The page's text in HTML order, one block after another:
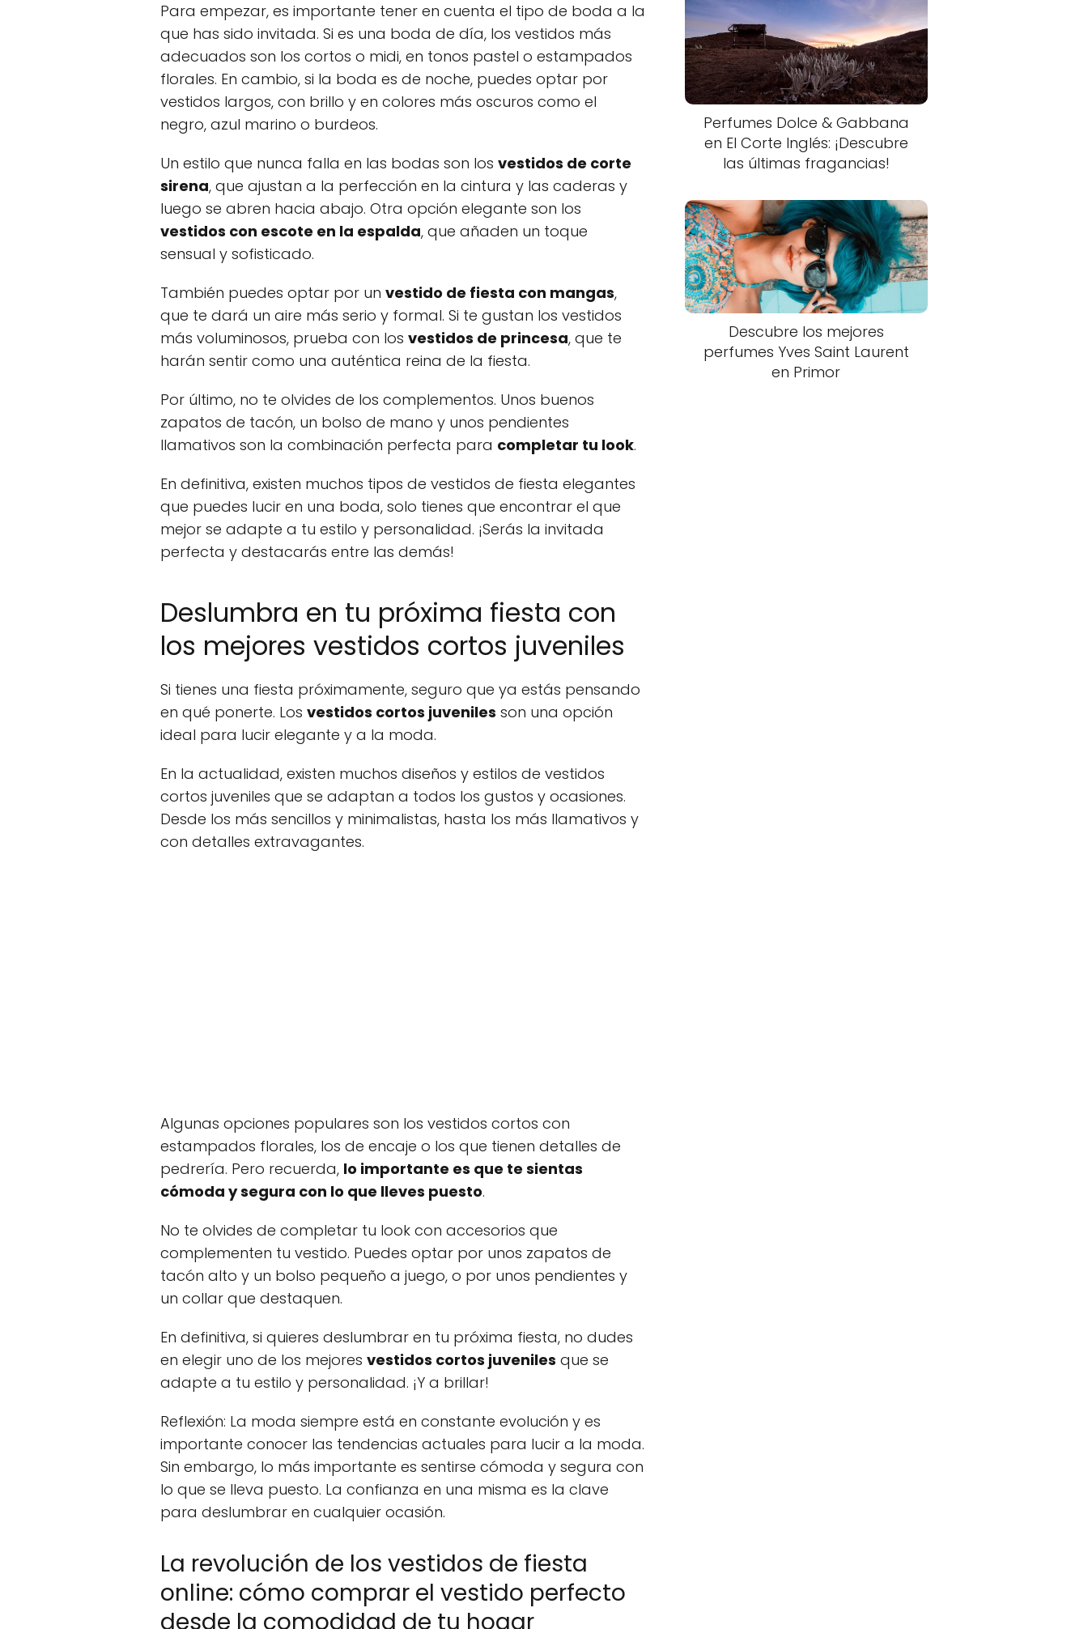
Para empezar, es importante tener en cuenta el tipo de boda a la
que has sido invitada. Si es una boda de día, los vestidos más
adecuados son los cortos o midi, en tonos pastel o estampados
florales. En cambio, si la boda es de noche, puedes optar por
vestidos largos, con brillo y en colores más oscuros como el
negro, azul marino o burdeos.
Un estilo que nunca falla en las bodas son los vestidos de corte
sirena, que ajustan a la perfección en la cintura y las caderas y
luego se abren hacia abajo. Otra opción elegante son los
vestidos con escote en la espalda, que añaden un toque
sensual y sofisticado.
También puedes optar por un vestido de fiesta con mangas,
que te dará un aire más serio y formal. Si te gustan los vestidos
más voluminosos, prueba con los vestidos de princesa, que te
harán sentir como una auténtica reina de la fiesta.
Por último, no te olvides de los complementos. Unos buenos
zapatos de tacón, un bolso de mano y unos pendientes
llamativos son la combinación perfecta para completar tu look.
En definitiva, existen muchos tipos de vestidos de fiesta elegantes
que puedes lucir en una boda, solo tienes que encontrar el que
mejor se adapte a tu estilo y personalidad. ¡Serás la invitada
perfecta y destacarás entre las demás!
Deslumbra en tu próxima fiesta con
los mejores vestidos cortos juveniles
Si tienes una fiesta próximamente, seguro que ya estás pensando
en qué ponerte. Los vestidos cortos juveniles son una opción
ideal para lucir elegante y a la moda.
En la actualidad, existen muchos diseños y estilos de vestidos
cortos juveniles que se adaptan a todos los gustos y ocasiones.
Desde los más sencillos y minimalistas, hasta los más llamativos y
con detalles extravagantes.
Algunas opciones populares son los vestidos cortos con
estampados florales, los de encaje o los que tienen detalles de
pedrería. Pero recuerda, lo importante es que te sientas
cómoda y segura con lo que lleves puesto.
No te olvides de completar tu look con accesorios que
complementen tu vestido. Puedes optar por unos zapatos de
tacón alto y un bolso pequeño a juego, o por unos pendientes y
un collar que destaquen.
En definitiva, si quieres deslumbrar en tu próxima fiesta, no dudes
en elegir uno de los mejores vestidos cortos juveniles que se
adapte a tu estilo y personalidad. ¡Y a brillar!
Reflexión: La moda siempre está en constante evolución y es
importante conocer las tendencias actuales para lucir a la moda.
Sin embargo, lo más importante es sentirse cómoda y segura con
lo que se lleva puesto. La confianza en una misma es la clave
para deslumbrar en cualquier ocasión.
La revolución de los vestidos de fiesta
online: cómo comprar el vestido perfecto
desde la comodidad de tu hogar
Perfumes Dolce & Gabbana
en El Corte Inglés: ¡Descubre
las últimas fragancias!
Descubre los mejores
perfumes Yves Saint Laurent
en Primor